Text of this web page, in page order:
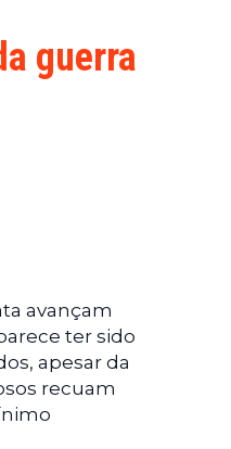
guerra
avançam
ter sido
apesar da
recuam